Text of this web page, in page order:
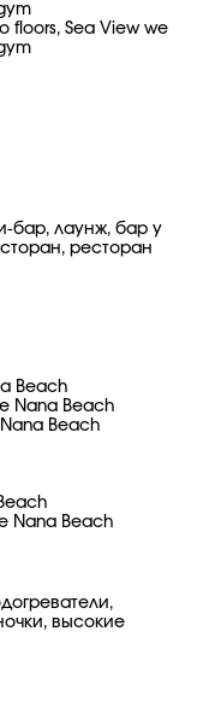
floors, Sea View we
бар, лаунж, бар у
ресторан
Beach
Nana Beach
Beach
Nana Beach
высокие